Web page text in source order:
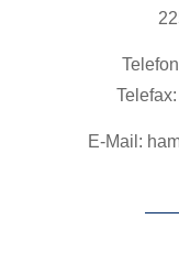
E‑Mail: